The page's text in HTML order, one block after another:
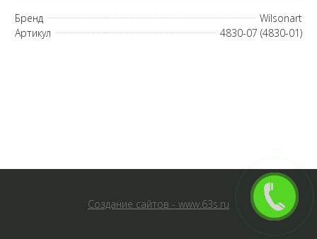
Бренд
Wilsonart
Артикул
4830-07 (4830-01)
Создание сайтов - www.63s.ru